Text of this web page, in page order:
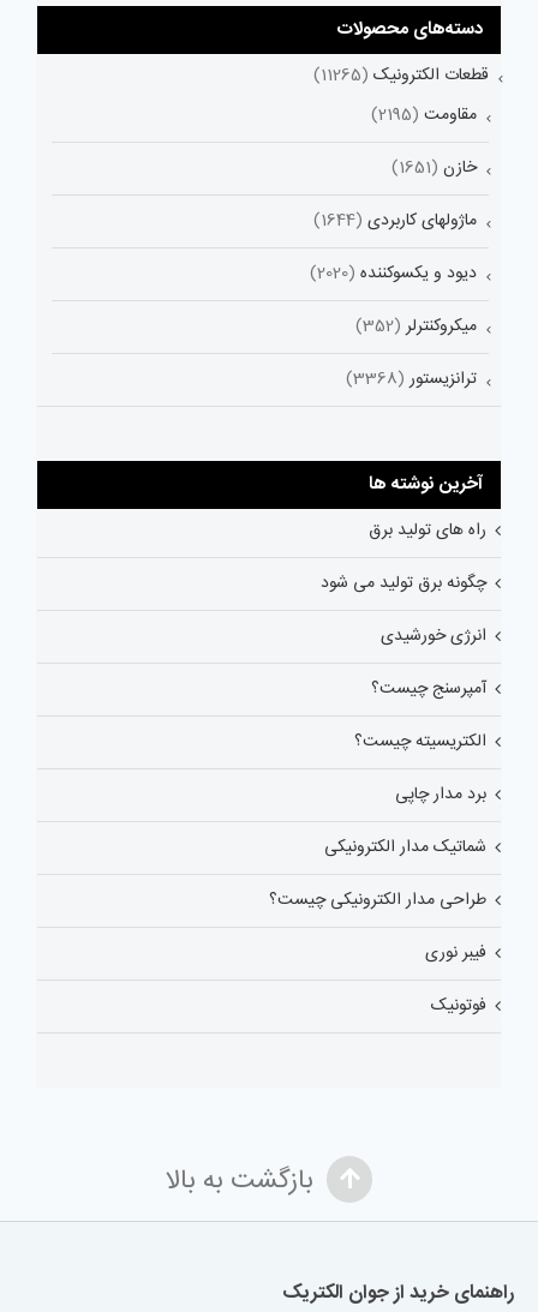
دسته‌های محصولات
قطعات الکترونیک (11265)
مقاومت (2195)
خازن (1651)
ماژولهای کاربردی (1644)
دیود و یکسوکننده (2020)
میکروکنترلر (352)
ترانزیستور (3368)
آخرین نوشته ها
راه های تولید برق
چگونه برق تولید می شود
انرژی خورشیدی
آمپرسنج چیست؟
الکتریسیته چیست؟
برد مدار چاپی
شماتیک مدار الکترونیکی
طراحی مدار الکترونیکی چیست؟
فیبر نوری
فوتونیک
بازگشت به بالا
راهنمای خرید از جوان الکتریک